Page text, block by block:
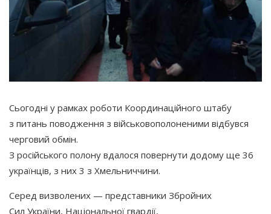
Сьогодні у рамках роботи Координаційного штабу
з питань поводження з військовополоненими відбувся
черговий обмін.
З російського полону вдалося повернути додому ще 36
українців, з них 3 з Хмельниччини.
Серед визволених — представники Збройних
Сил України, Національної гвардії,